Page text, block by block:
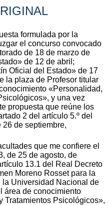
formulada por la
el concurso convocado
de 18 de marzo de
de 12 de abril;
Oficial del Estado» de 17
la plaza de Profesor titular
«Personalidad,
y una vez
propuesta que reúne los
2 del artículo 5.º del
26 de septiembre,
que me confiere el
de 25 de agosto, de
13.1 del Real Decreto
Moreno Rosset para la
la Universidad Nacional de
área de conocimiento
Tratamientos Psicológicos»,